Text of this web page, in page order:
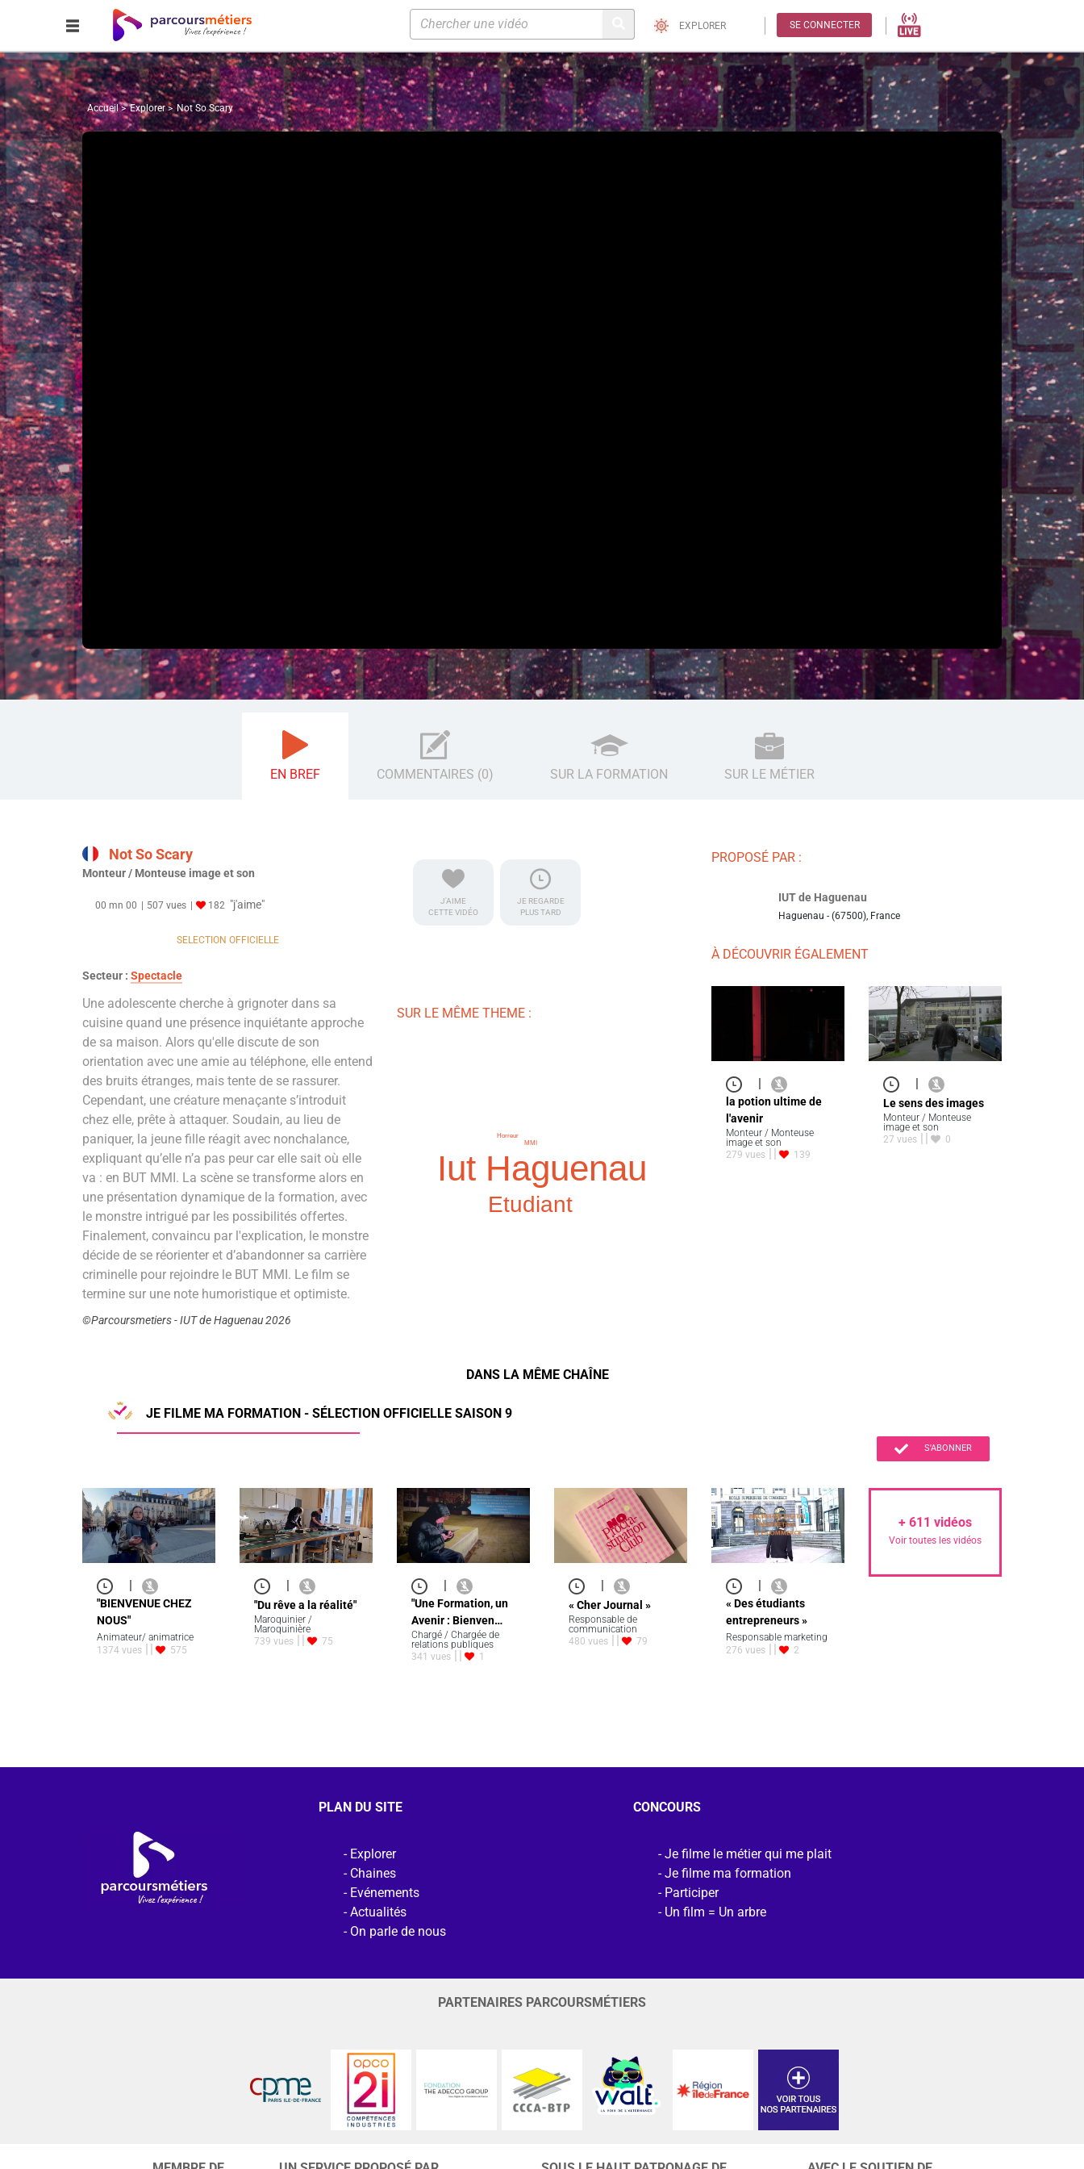
EXPLORER SE CONNECTER
Accueil Explorer Not So Scary
EN BREF COMMENTAIRES (0) SUR LA FORMATION SUR LE MÉTIER
Not So Scary
Monteur / Monteuse image et son
00 mn 00 507 vues 182 "j'aime"
SELECTION OFFICIELLE
Secteur : Spectacle
Une adolescente cherche à grignoter dans sa
cuisine quand une présence inquiétante approche
de sa maison. Alors qu'elle discute de son
orientation avec une amie au téléphone, elle entend
des bruits étranges, mais tente de se rassurer.
Cependant, une créature menaçante s’introduit
chez elle, prête à attaquer. Soudain, au lieu de
paniquer, la jeune fille réagit avec nonchalance,
expliquant qu’elle n’a pas peur car elle sait où elle
va : en BUT MMI. La scène se transforme alors en
une présentation dynamique de la formation, avec
le monstre intrigué par les possibilités offertes.
Finalement, convaincu par l'explication, le monstre
décide de se réorienter et d’abandonner sa carrière
criminelle pour rejoindre le BUT MMI. Le film se
termine sur une note humoristique et optimiste.
©Parcoursmetiers - IUT de Haguenau 2026
J'AIME
CETTE VIDÉO
JE REGARDE
PLUS TARD
SUR LE MÊME THEME :
Iut Haguenau
Etudiant
MMI
Horreur
PROPOSÉ PAR :
IUT de Haguenau
Haguenau - (67500), France
À DÉCOUVRIR ÉGALEMENT
la potion ultime de
l'avenir
Monteur / Monteuse
image et son
279 vues
139
Le sens des images
Monteur / Monteuse
image et son
27 vues
0
DANS LA MÊME CHAÎNE
JE FILME MA FORMATION - SÉLECTION OFFICIELLE SAISON 9
S'ABONNER
"BIENVENUE CHEZ
NOUS"
Animateur/ animatrice
1374 vues
575
"Du rêve a la réalité"
Maroquinier /
Maroquinière
739 vues
75
"Une Formation, un
Avenir : Bienven…
Chargé / Chargée de
relations publiques
341 vues
1
« Cher Journal »
Responsable de
communication
480 vues
79
« Des étudiants
entrepreneurs »
Responsable marketing
276 vues
2
+ 611 vidéos
Voir toutes les vidéos
PLAN DU SITE
Explorer
Chaines
Evénements
Actualités
On parle de nous
CONCOURS
Je filme le métier qui me plait
Je filme ma formation
Participer
Un film = Un arbre
PARTENAIRES PARCOURSMÉTIERS